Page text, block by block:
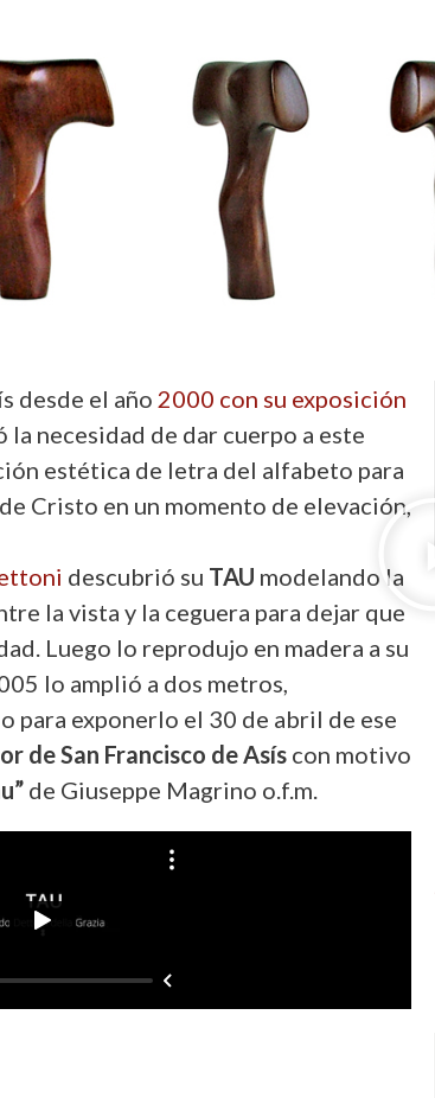
desde el año 2000 con su exposición
la necesidad de dar cuerpo a este
estética de letra del alfabeto para
Cristo en un momento de elevación,
descubrió su TAU modelando la
la vista y la ceguera para dejar que
Luego lo reprodujo en madera a su
lo amplió a dos metros,
para exponerlo el 30 de abril de ese
de San Francisco de Asís con motivo
de Giuseppe Magrino o.f.m.